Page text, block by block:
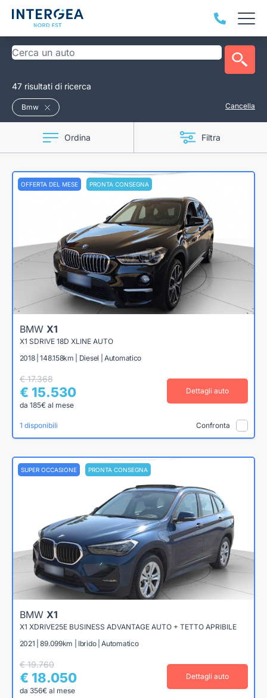
47 risultati di ricerca
Bmw Cancella
Ordina Filtra
OFFERTA DEL MESE PRONTA CONSEGNA
BMW X1
X1 SDRIVE 18D XLINE AUTO
2018 | 148.158km | Diesel | Automatico
€ 17.368
€ 15.530
da 185€ al mese
Dettagli auto
1 disponibili Confronta
SUPER OCCASIONE PRONTA CONSEGNA
BMW X1
X1 XDRIVE25E BUSINESS ADVANTAGE AUTO + TETTO APRIBILE
2021 | 89.099km | Ibrido | Automatico
€ 19.760
€ 18.050
da 356€ al mese
Dettagli auto